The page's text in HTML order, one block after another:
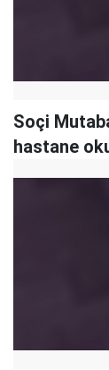
Soçi
hastane